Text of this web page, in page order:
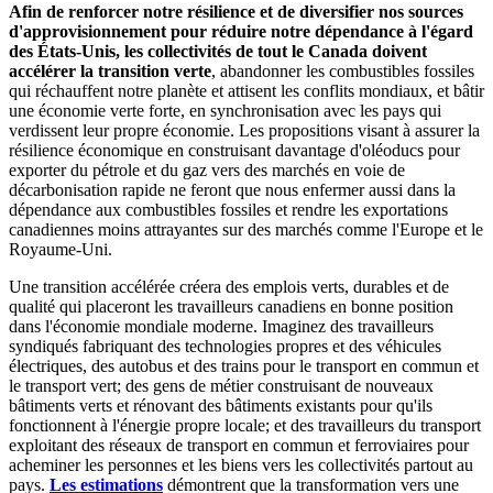
Afin de renforcer notre résilience et de diversifier nos sources
d'approvisionnement pour réduire notre dépendance à l'égard
des États-Unis, les collectivités de tout le Canada doivent
accélérer la transition verte, abandonner les combustibles fossiles
qui réchauffent notre planète et attisent les conflits mondiaux, et bâtir
une économie verte forte, en synchronisation avec les pays qui
verdissent leur propre économie. Les propositions visant à assurer la
résilience économique en construisant davantage d'oléoducs pour
exporter du pétrole et du gaz vers des marchés en voie de
décarbonisation rapide ne feront que nous enfermer aussi dans la
dépendance aux combustibles fossiles et rendre les exportations
canadiennes moins attrayantes sur des marchés comme l'Europe et le
Royaume-Uni.
Une transition accélérée créera des emplois verts, durables et de
qualité qui placeront les travailleurs canadiens en bonne position
dans l'économie mondiale moderne. Imaginez des travailleurs
syndiqués fabriquant des technologies propres et des véhicules
électriques, des autobus et des trains pour le transport en commun et
le transport vert; des gens de métier construisant de nouveaux
bâtiments verts et rénovant des bâtiments existants pour qu'ils
fonctionnent à l'énergie propre locale; et des travailleurs du transport
exploitant des réseaux de transport en commun et ferroviaires pour
acheminer les personnes et les biens vers les collectivités partout au
pays. Les estimations démontrent que la transformation vers une